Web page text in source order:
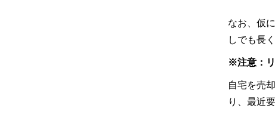
なお、仮
しでも長
※注意：
自宅を売
り、最近